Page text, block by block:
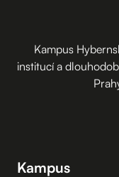
Kampus
institucí a
Kampus